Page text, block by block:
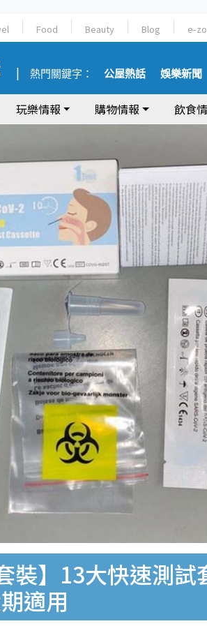
Food Beauty Blog e-
熱門關鍵字： 公屋熱話 娛樂新聞
玩樂情報 購物情報 飲食
裝】13大快速測
適用